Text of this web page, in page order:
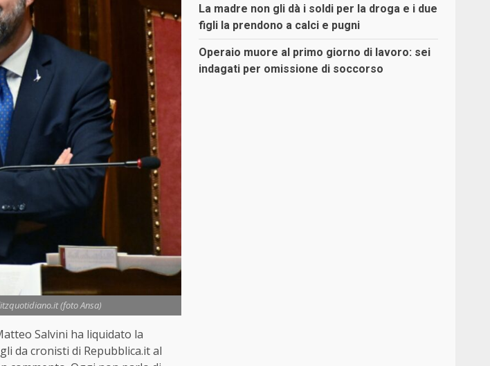
(foto Ansa)
Salvini ha liquidato la
da cronisti di Repubblica.it al
La madre non gli dà i soldi per la droga e i due
figli la prendono a calci e pugni
Operaio muore al primo giorno di lavoro: sei
indagati per omissione di soccorso